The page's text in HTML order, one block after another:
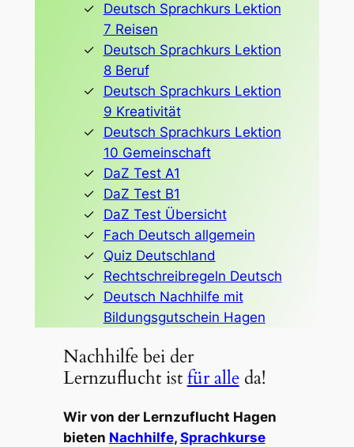
Deutsch Sprachkurs Lektion
7 Reisen
Deutsch Sprachkurs Lektion
8 Beruf
Deutsch Sprachkurs Lektion
9 Kreativität
Deutsch Sprachkurs Lektion
10 Gemeinschaft
DaZ Test A1
DaZ Test B1
DaZ Test Übersicht
Fach Deutsch allgemein
Quiz Deutschland
Rechtschreibregeln Deutsch
Deutsch Nachhilfe mit
Bildungsgutschein Hagen
Nachhilfe bei der
Lernzuflucht istfür alleda!
Wir von der Lernzuflucht Hagen
bieten Nachhilfe, Sprachkurse